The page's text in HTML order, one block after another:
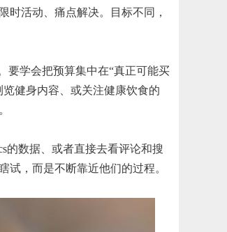
时活动、痛点解决。目标不同，
学会把预算集中在“真正可能买
健身内容、或关注健康饮食的
的数据、或者直接去看评论和搜
，而是不断靠近他们的过程。